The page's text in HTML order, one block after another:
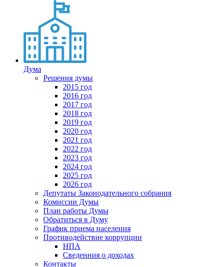
Дума
Решения думы
2015 год
2016 год
2017 год
2018 год
2019 год
2020 год
2021 год
2022 год
2023 год
2024 год
2025 год
2026 год
Депутаты Законодательного собрания
Комиссии Думы
План работы Думы
Обратиться в Думу
График приема населения
Противодействие коррупции
НПА
Сведенния о доходах
Контакты